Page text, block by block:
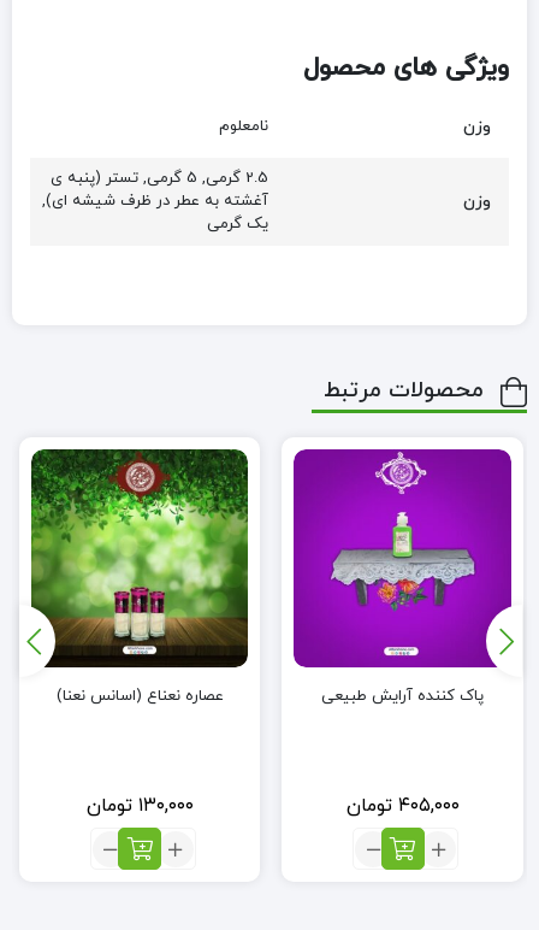
ویژگی های محصول
وزن نامعلوم
وزن
2.5 گرمی, 5 گرمی, تستر (پنبه ی
آغشته به عطر در ظرف شیشه ای),
یک گرمی
محصولات مرتبط
پاک کننده آرایش طبیعی
۴۰۵,۰۰۰ تومان
تعداد:
پاک
عصاره نعناع (اسانس نعنا)
۱۳۰,۰۰۰ تومان
تعداد:
عصاره